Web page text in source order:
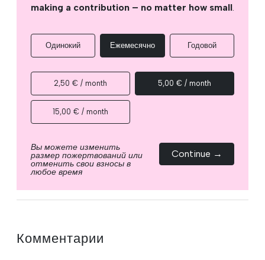
making a contribution – no matter how small.
Одинокий Ежемесячно Годовой
2,50 € / month 5,00 € / month
15,00 € / month
Вы можете изменить
размер пожертвований или
отменить свои взносы в
любое время
Continue →
Комментарии